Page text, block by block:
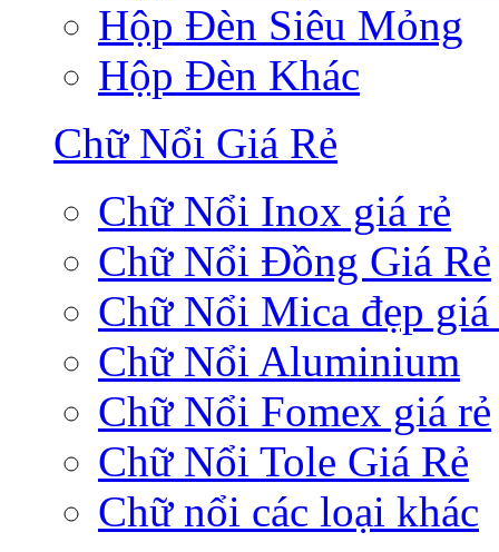
Hộp Đèn Siêu Mỏng
Hộp Đèn Khác
Chữ Nổi Giá Rẻ
Chữ Nổi Inox giá rẻ
Chữ Nổi Đồng Giá Rẻ
Chữ Nổi Mica đẹp giá
Chữ Nổi Aluminium
Chữ Nổi Fomex giá rẻ
Chữ Nổi Tole Giá Rẻ
Chữ nổi các loại khác